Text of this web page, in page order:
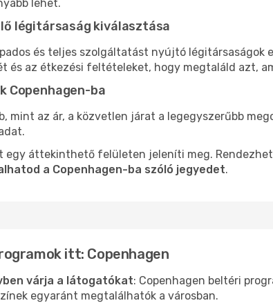
lehet.
légitársaság kiválasztása
és teljes szolgáltatást nyújtó légitársaságok
és az étkezési feltételeket, hogy megtaláld azt,
Copenhagen-ba
mint az ár, a közvetlen járat a legegyszerűbb
egy áttekinthető felületen jeleníti meg.
a Copenhagen-ba szóló jegyedet.
itt: Copenhagen
várja a látogatókat: Copenhagen beltéri
egyaránt megtalálhatók a városban.